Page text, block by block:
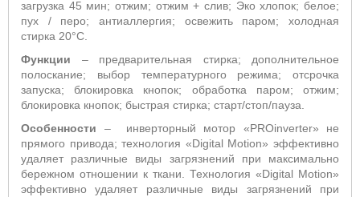
загрузка 45 мин; отжим; отжим + слив; Эко хлопок; белое;
пух / перо; антиаллергия; освежить паром; холодная
стирка 20°С.
Функции – предварительная стирка; дополнительное
полоскание; выбор температурного режима; отсрочка
запуска; блокировка кнопок; обработка паром; отжим;
блокировка кнопок; быстрая стирка; старт/стоп/пауза.
Особенности – инверторный мотор «PROinverter» не
прямого привода; технология «Digital Motion» эффективно
удаляет различные виды загрязнений при максимально
бережном отношении к ткани. Технология «Digital Motion»
эффективно удаляет различные виды загрязнений при